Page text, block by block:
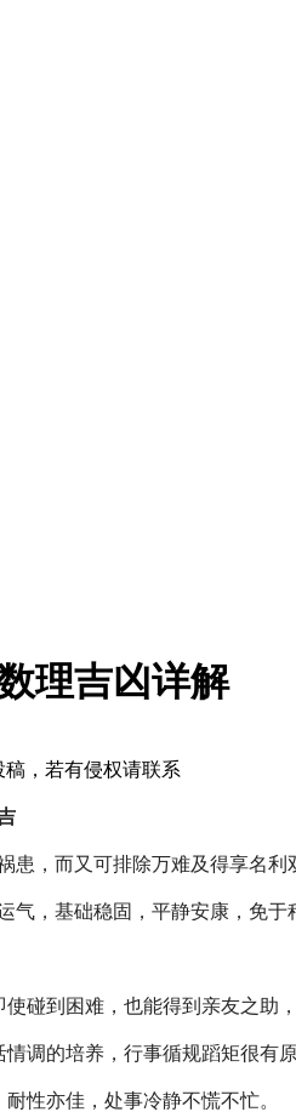
理吉凶详解
，若有侵权请联系
患，而又可排除万难及得享名
气，基础稳固，平静安康，
碰到困难，也能得到亲友之助
调的培养，行事循规蹈矩很有
性亦佳，处事冷静不慌不忙。